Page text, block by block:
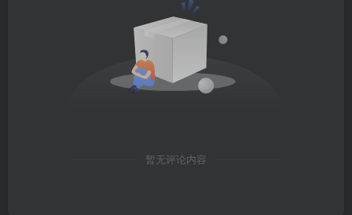
暂无评论内容